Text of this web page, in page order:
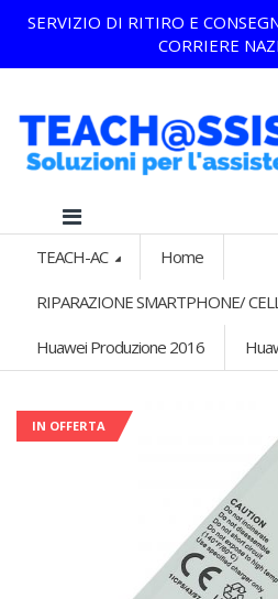
SERVIZIO DI RITIRO E
CORRIERE
TEACH-AC Home
RIPARAZIONE SMARTPHONE/
Huawei Produzione 2016
IN OFFERTA